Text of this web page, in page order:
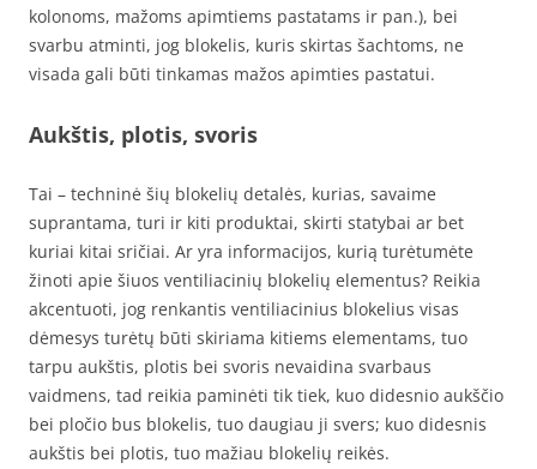
kolonoms, mažoms apimtiems pastatams ir pan.), bei
svarbu atminti, jog blokelis, kuris skirtas šachtoms, ne
visada gali būti tinkamas mažos apimties pastatui.
Aukštis, plotis, svoris
Tai – techninė šių blokelių detalės, kurias, savaime
suprantama, turi ir kiti produktai, skirti statybai ar bet
kuriai kitai sričiai. Ar yra informacijos, kurią turėtumėte
žinoti apie šiuos ventiliacinių blokelių elementus? Reikia
akcentuoti, jog renkantis ventiliacinius blokelius visas
dėmesys turėtų būti skiriama kitiems elementams, tuo
tarpu aukštis, plotis bei svoris nevaidina svarbaus
vaidmens, tad reikia paminėti tik tiek, kuo didesnio aukščio
bei pločio bus blokelis, tuo daugiau ji svers; kuo didesnis
aukštis bei plotis, tuo mažiau blokelių reikės.